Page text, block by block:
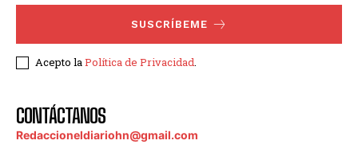
SUSCRÍBEME
Acepto laPolítica de Privacidad.
CONTÁCTANOS
Redaccioneldiariohn@gmail.com